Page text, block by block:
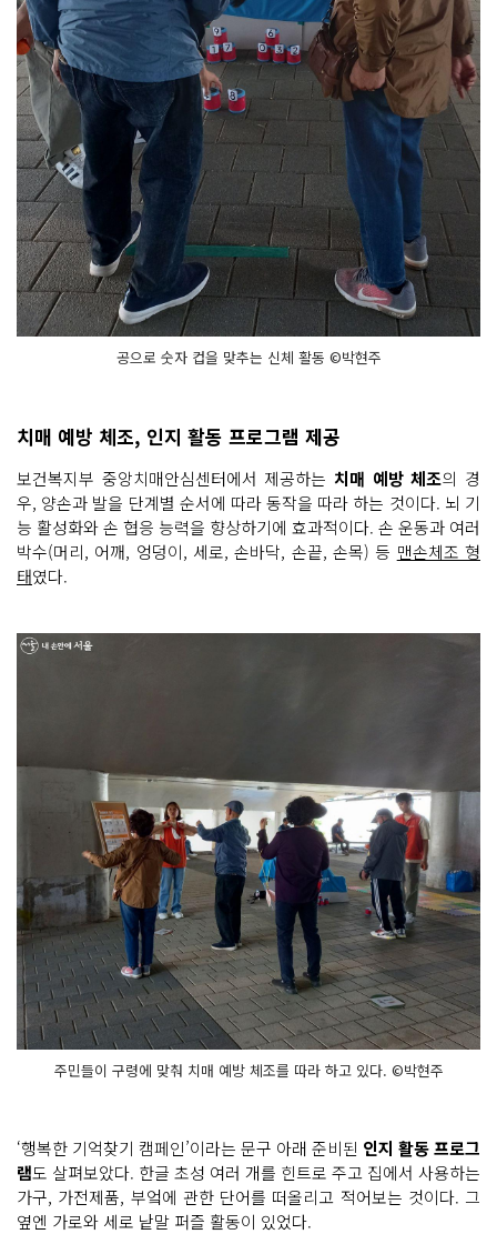
공으로 숫자 컵을 맞추는 신체 활동 ©박현주
치매 예방 체조, 인지 활동 프로그램 제공
보건복지부 중앙치매안심센터에서 제공하는 치매 예방 체조의 경
우, 양손과 발을 단계별 순서에 따라 동작을 따라 하는 것이다. 뇌 기
능 활성화와 손 협응 능력을 향상하기에 효과적이다. 손 운동과 여러
박수(머리, 어깨, 엉덩이, 세로, 손바닥, 손끝, 손목) 등 맨손체조 형
태였다.
주민들이 구령에 맞춰 치매 예방 체조를 따라 하고 있다. ©박현주
‘행복한 기억찾기 캠페인’이라는 문구 아래 준비된 인지 활동 프로그
램도 살펴보았다. 한글 초성 여러 개를 힌트로 주고 집에서 사용하는
가구, 가전제품, 부엌에 관한 단어를 떠올리고 적어보는 것이다. 그
옆엔 가로와 세로 낱말 퍼즐 활동이 있었다.